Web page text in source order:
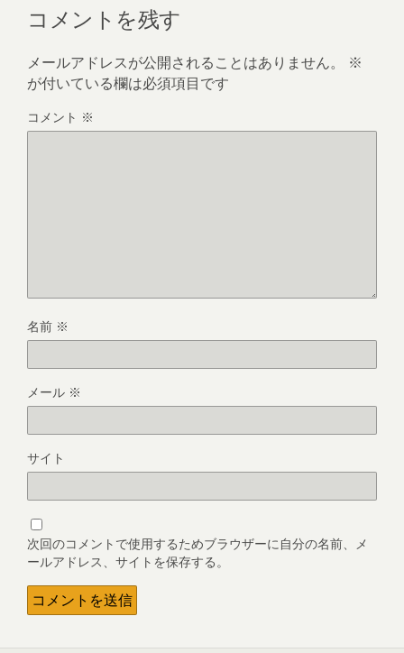
コメントを残す
メールアドレスが公開されることはありません。
※
が付いている欄は必須項目です
コメント ※
名前 ※
メール ※
サイト
次回のコメントで使用するためブラウザーに自分の名前、メ
ールアドレス、サイトを保存する。